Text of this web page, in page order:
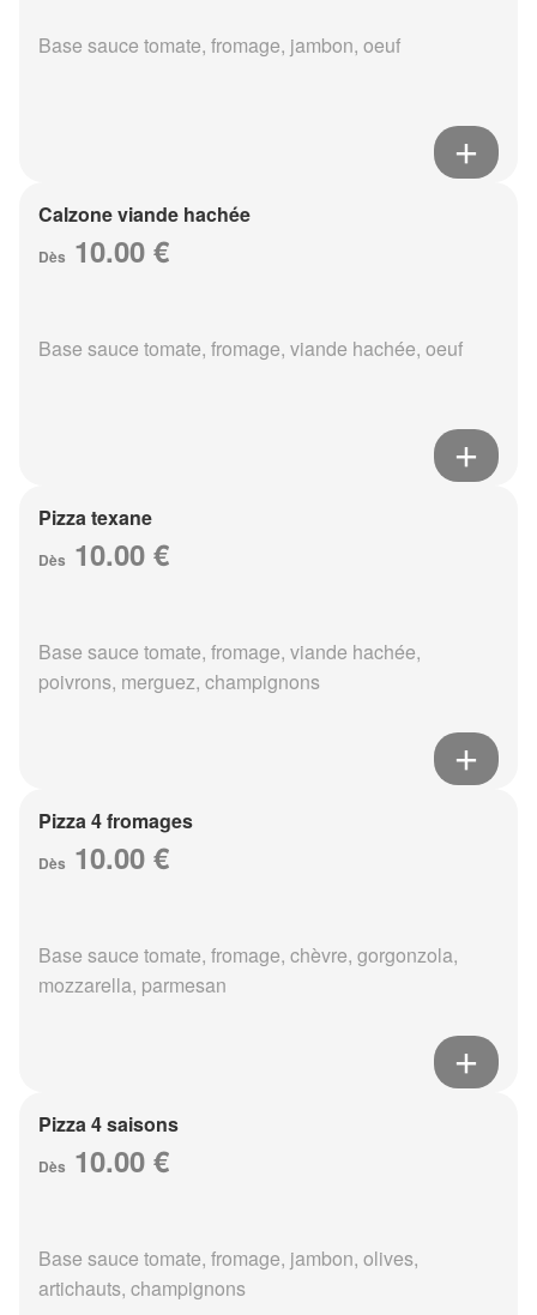
Base sauce tomate, fromage, jambon, oeuf
Calzone viande hachée
Dès 10.00 €
Base sauce tomate, fromage, viande hachée, oeuf
Pizza texane
Dès 10.00 €
Base sauce tomate, fromage, viande hachée,
poivrons, merguez, champignons
Pizza 4 fromages
Dès 10.00 €
Base sauce tomate, fromage, chèvre, gorgonzola,
mozzarella, parmesan
Pizza 4 saisons
Dès 10.00 €
Base sauce tomate, fromage, jambon, olives,
artichauts, champignons